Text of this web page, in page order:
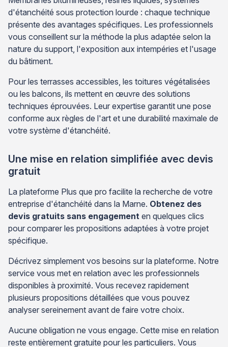
d'étanchéité sous protection lourde : chaque technique
présente des avantages spécifiques. Les professionnels
vous conseillent sur la méthode la plus adaptée selon la
nature du support, l'exposition aux intempéries et l'usage
du bâtiment.
Pour les terrasses accessibles, les toitures végétalisées
ou les balcons, ils mettent en œuvre des solutions
techniques éprouvées. Leur expertise garantit une pose
conforme aux règles de l'art et une durabilité maximale de
votre système d'étanchéité.
Une mise en relation simplifiée avec devis
gratuit
La plateforme Plus que pro facilite la recherche de votre
entreprise d'étanchéité dans la Marne. Obtenez des
devis gratuits sans engagement en quelques clics
pour comparer les propositions adaptées à votre projet
spécifique.
Décrivez simplement vos besoins sur la plateforme. Notre
service vous met en relation avec les professionnels
disponibles à proximité. Vous recevez rapidement
plusieurs propositions détaillées que vous pouvez
analyser sereinement avant de faire votre choix.
Aucune obligation ne vous engage. Cette mise en relation
reste entièrement gratuite pour les particuliers. Vous